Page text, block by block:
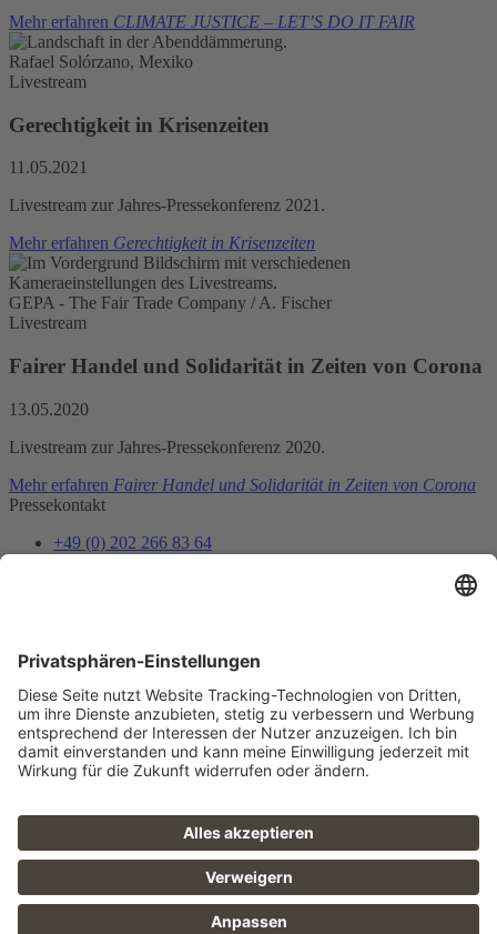
Mehr erfahren CLIMATE JUSTICE – LET’S DO IT FAIR
Rafael Solórzano, Mexiko
Livestream
Gerechtigkeit in Krisenzeiten
11.05.2021
Livestream zur Jahres-Pressekonferenz 2021.
Mehr erfahren Gerechtigkeit in Krisenzeiten
GEPA - The Fair Trade Company / A. Fischer
Livestream
Fairer Handel und Solidarität in Zeiten von Corona
13.05.2020
Livestream zur Jahres-Pressekonferenz 2020.
Mehr erfahren Fairer Handel und Solidarität in Zeiten von Corona
Pressekontakt
+49 (0) 202 266 83 64
Jetzt anmelden
FAQ
Datenschutz
Barrierefreiheit